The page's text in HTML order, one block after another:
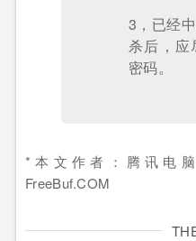
3，已经
杀后，应
密码。
*本文作者：腾讯电
FreeBuf.COM